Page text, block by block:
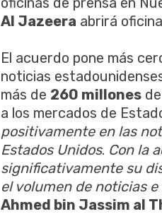
Al Jazeera abrirá
El acuerdo pone más
noticias
más de 260 millones
a los mercados de
positivamente en las
Estados Unidos. Con la
significativamente su
el volumen de noticias
Ahmed bin Jassim al